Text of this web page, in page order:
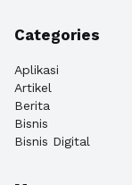
Categories
Aplikasi
Artikel
Berita
Bisnis
Bisnis Digital